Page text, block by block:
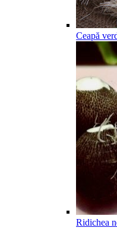
Ceapă
Ridichea